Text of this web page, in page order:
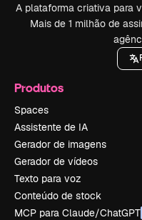
A plataforma criativa para
Mais de 1 milhão de
Produtos
Spaces
Assistente de IA
Gerador de imagens
Gerador de vídeos
Texto para voz
Conteúdo de stock
MCP para Claude/ChatGPT